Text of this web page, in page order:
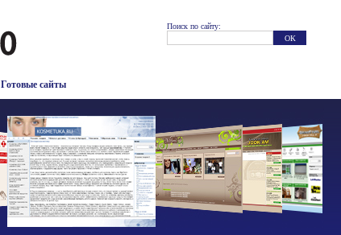
Готовые сайты
Поиск по сайту: